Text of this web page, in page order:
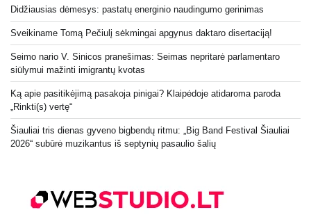
Didžiausias dėmesys: pastatų energinio naudingumo gerinimas
Sveikiname Tomą Pečiulį sėkmingai apgynus daktaro disertaciją!
Seimo nario V. Sinicos pranešimas: Seimas nepritarė parlamentaro
siūlymui mažinti imigrantų kvotas
Ką apie pasitikėjimą pasakoja pinigai? Klaipėdoje atidaroma paroda
„Rinkti(s) vertę“
Šiauliai tris dienas gyveno bigbendų ritmu: „Big Band Festival Šiauliai
2026“ subūrė muzikantus iš septynių pasaulio šalių